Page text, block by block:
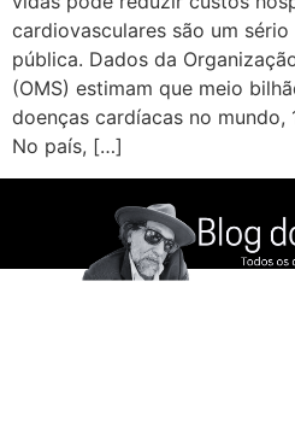
cardiovasculares são um
pública. Dados da
(OMS) estimam que meio
doenças cardíacas no mundo,
No país, […]